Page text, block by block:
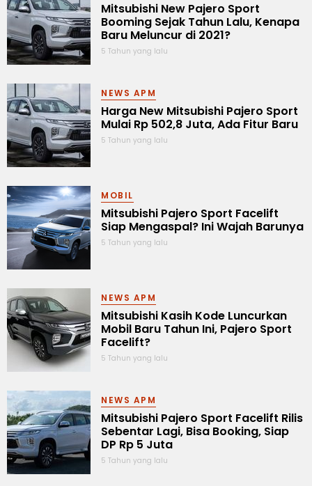
Mitsubishi New Pajero Sport
Booming Sejak Tahun Lalu, Kenapa
Baru Meluncur di 2021?
5 Tahun yang lalu
NEWS APM
Harga New Mitsubishi Pajero Sport
Mulai Rp 502,8 Juta, Ada Fitur Baru
5 Tahun yang lalu
MOBIL
Mitsubishi Pajero Sport Facelift
Siap Mengaspal? Ini Wajah Barunya
5 Tahun yang lalu
NEWS APM
Mitsubishi Kasih Kode Luncurkan
Mobil Baru Tahun Ini, Pajero Sport
Facelift?
5 Tahun yang lalu
NEWS APM
Mitsubishi Pajero Sport Facelift Rilis
Sebentar Lagi, Bisa Booking, Siap
DP Rp 5 Juta
5 Tahun yang lalu